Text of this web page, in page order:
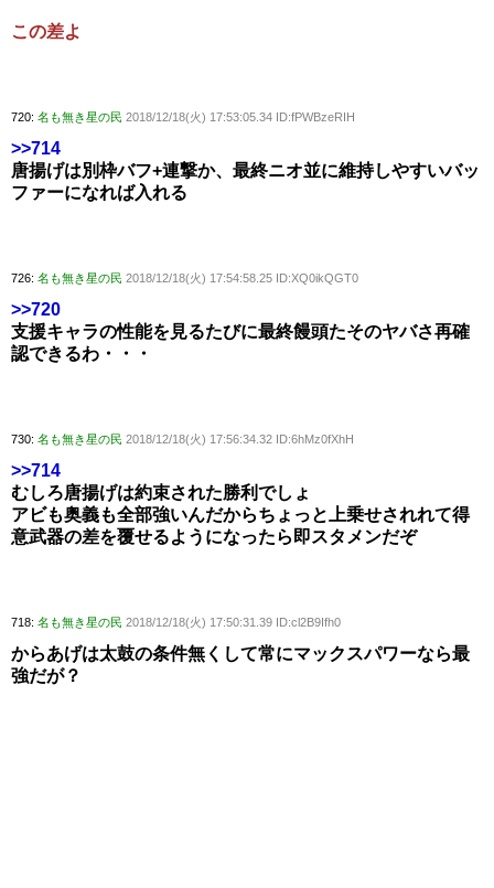
この差よ
720: 名も無き星の民 2018/12/18(火) 17:53:05.34 ID:fPWBzeRIH
>>714
唐揚げは別枠バフ+連撃か、最終ニオ並に維持しやすいバッ
ファーになれば入れる
726: 名も無き星の民 2018/12/18(火) 17:54:58.25 ID:XQ0ikQGT0
>>720
支援キャラの性能を見るたびに最終饅頭たそのヤバさ再確
認できるわ・・・
730: 名も無き星の民 2018/12/18(火) 17:56:34.32 ID:6hMz0fXhH
>>714
むしろ唐揚げは約束された勝利でしょ
アビも奥義も全部強いんだからちょっと上乗せされれて得
意武器の差を覆せるようになったら即スタメンだぞ
718: 名も無き星の民 2018/12/18(火) 17:50:31.39 ID:cl2B9Ifh0
からあげは太鼓の条件無くして常にマックスパワーなら最
強だが？